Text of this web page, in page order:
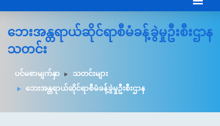
ဘေးအန္တရာယ်ဆိုင်ရာစီမံခန့်ခွဲမှုဦးစီးဌာန
သတင်း
ပင်မစာမျက်နှာ
သတင်းများ
ဘေးအန္တရာယ်ဆိုင်ရာစီမံခန့်ခွဲမှုဦးစီးဌာန